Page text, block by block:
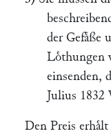
der Gefaͤße
Loͤthungen
einsenden,
Julius 1832
Den Preis